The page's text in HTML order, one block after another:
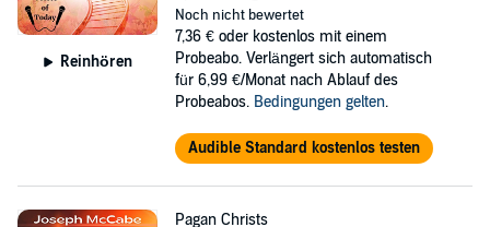
Reinhören
Noch nicht bewertet
7,36 € oder kostenlos mit einem
Probeabo. Verlängert sich automatisch
für 6,99 €/Monat nach Ablauf des
Probeabos. Bedingungen gelten.
Audible Standard kostenlos testen
Pagan Christs